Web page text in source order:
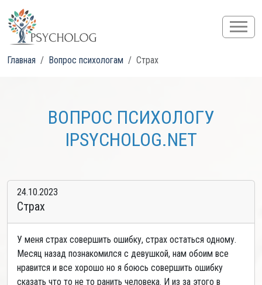
Главная Вопрос психологам Страх
ВОПРОС ПСИХОЛОГУ
IPSYCHOLOG.NET
24.10.2023
Страх
У меня страх совершить ошибку, страх остаться одному.
Месяц назад познакомился с девушкой, нам обоим все
нравится и все хорошо но я боюсь совершить ошибку
сказать что то не то ранить человека. И из за этого в